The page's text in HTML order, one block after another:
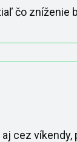
čo zníženie
cez víkendy,